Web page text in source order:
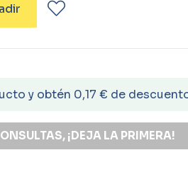
y obtén 0,17 € de
¡DEJA LA PRIMERA!